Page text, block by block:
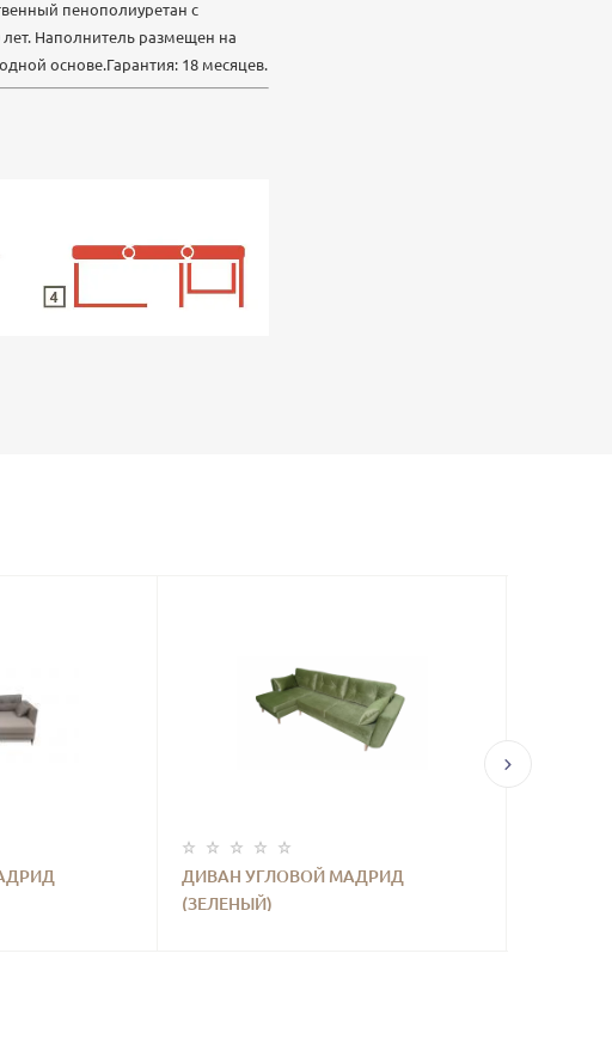
пенополиуретан с
лет. Наполнитель размещен на
основе.Гарантия: 18 месяцев.
ДИВАН УГЛОВОЙ МАДРИД
(ЗЕЛЕНЫЙ)